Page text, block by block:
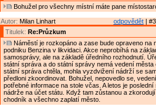
Bohužel pro všechny místní máte pane
odpovědět |
Autor: Milan Linhart
Titulek: Re:Průzkum
Náměstí je rozkopáno a zase bude opraveno na
podniku Benzina v likvidaci. Akce neprobíhá na
samosprávy, ale na základě úředního rozhodnutí.
státní správa a do státní správy nemá vedení města
státní správa chtěla, mohla vyzdvižení nádrží se
předloni zkoordinovat. Bohužel, nepovedlo se,
potřebné informace na stole včas. A letos je
nádrže na účet státu. Když tam zůstanou a
chodník a všechno zaplatí město.